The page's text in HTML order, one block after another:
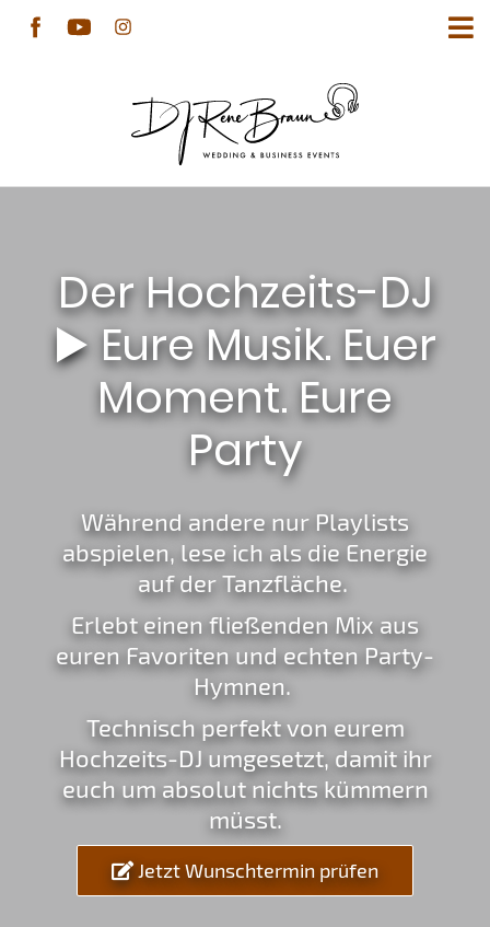
Der Hochzeits-DJ
▶️ Eure Musik. Euer
Moment. Eure
Party
Während andere nur Playlists
abspielen, lese ich als die Energie
auf der Tanzfläche.
Erlebt einen fließenden Mix aus
euren Favoriten und echten Party-
Hymnen.
Technisch perfekt von eurem
Hochzeits-DJ umgesetzt, damit ihr
euch um absolut nichts kümmern
müsst.
Jetzt Wunschtermin prüfen